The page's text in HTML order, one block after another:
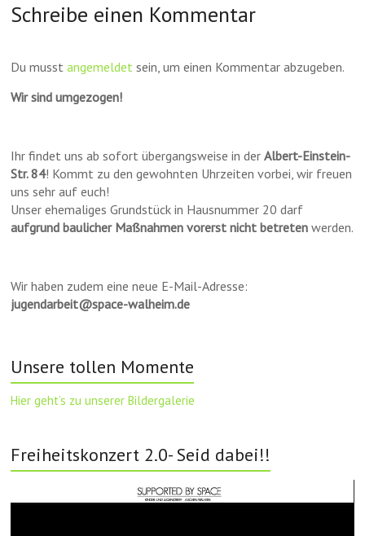
Schreibe einen Kommentar
Du musstangemeldet sein, um einen Kommentar abzugeben.
Wir sind umgezogen!
Ihr findet uns ab sofort übergangsweise in derAlbert-Einstein-
Str. 84! Kommt zu den gewohnten Uhrzeiten vorbei, wir freuen
uns sehr auf euch!
Unser ehemaliges Grundstück in Hausnummer 20 darf
aufgrund baulicher Maßnahmen vorerst nicht betreten werden.
Wir haben zudem eine neue E-Mail-Adresse:
jugendarbeit@space-walheim.de
Unsere tollen Momente
Hier geht’s zu unserer Bildergalerie
Freiheitskonzert 2.0- Seid dabei!!
Player